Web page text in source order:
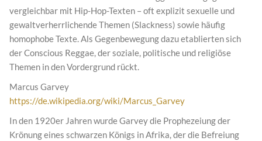
vergleichbar mit Hip-Hop-Texten – oft explizit sexuelle und
gewaltverherrlichende Themen (Slackness) sowie häufig
homophobe Texte. Als Gegenbewegung dazu etablierten sich
der Conscious Reggae, der soziale, politische und religiöse
Themen in den Vordergrund rückt.
Marcus Garvey
https://de.wikipedia.org/wiki/Marcus_Garvey
In den 1920er Jahren wurde Garvey die Prophezeiung der
Krönung eines schwarzen Königs in Afrika, der die Befreiung